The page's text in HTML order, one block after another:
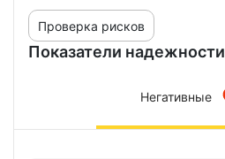
Показатели надежности
Проверка рисков
Негативные